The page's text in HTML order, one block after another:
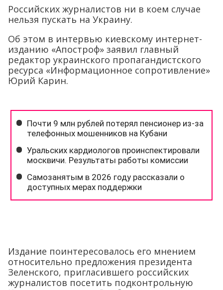
Российских журналистов ни в коем случае
нельзя пускать на Украину.
Об этом в интервью киевскому интернет-
изданию «Апостроф» заявил главный
редактор украинского пропагандистского
ресурса «Информационное сопротивление»
Юрий Карин.
Издание поинтересовалось его мнением
относительно предложения президента
Зеленского, пригласившего российских
журналистов посетить подконтрольную